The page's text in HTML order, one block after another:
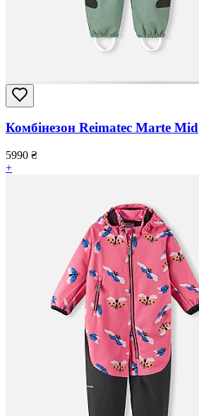
Комбінезон Reimatec Marte Mid
5990 ₴
+